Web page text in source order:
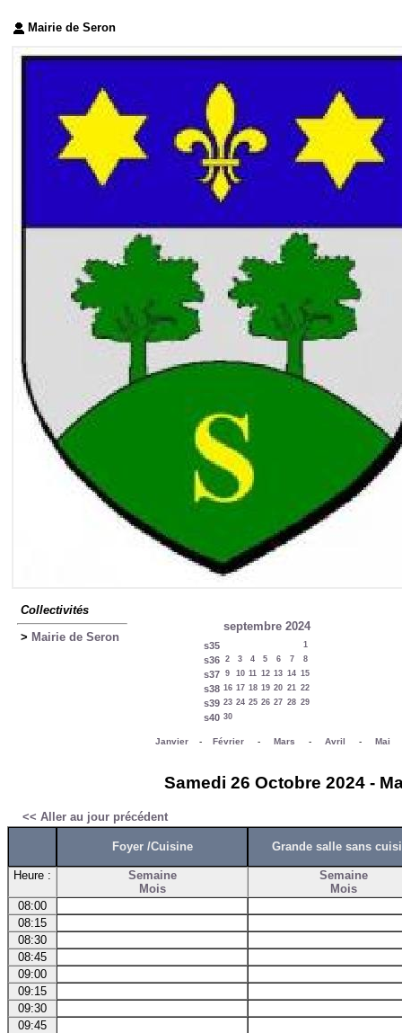
Mairie de Seron
Collectivités
> Mairie de Seron
septembre 2024
s35 1
s36 2 3 4 5 6 7 8
s37 9 10 11 12 13 14 15
s38 16 17 18 19 20 21 22
s39 23 24 25 26 27 28 29
s40 30
Janvier- Février- Mars - Avril - Mai
Samedi 26 Octobre 2024 -
<< Aller au jour précédent
Foyer /Cuisine Grande salle sans
Heure :
Semaine
Mois
Semaine
Mois
08:00
08:15
08:30
08:45
09:00
09:15
09:30
09:45